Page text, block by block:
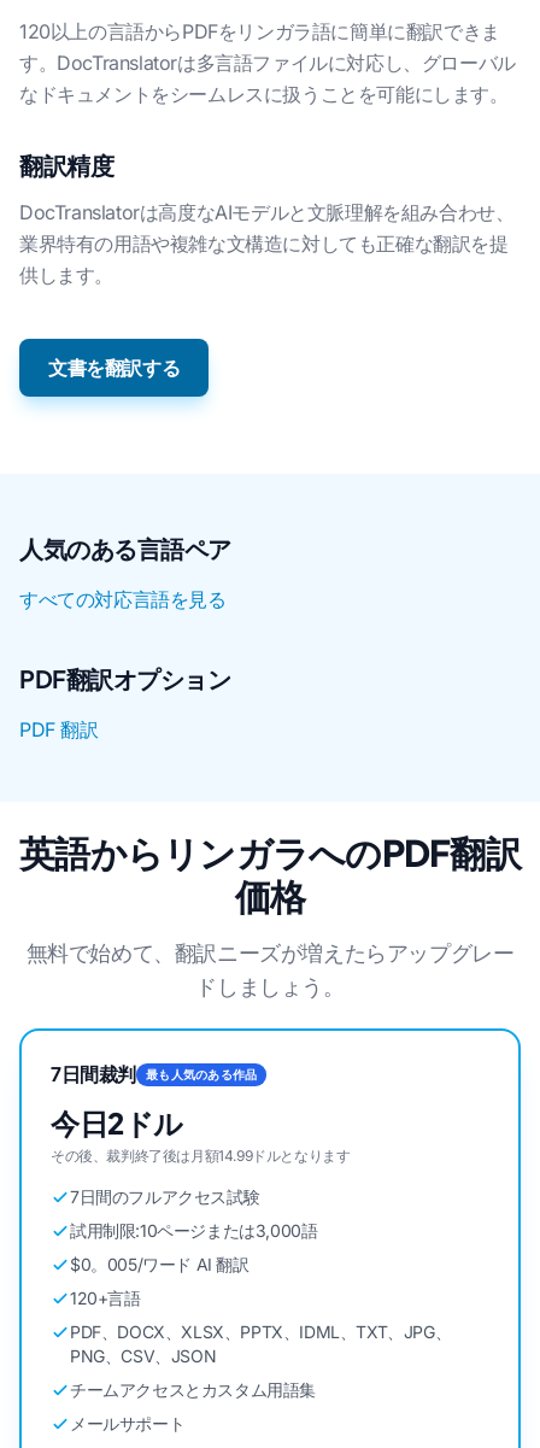
120以上の言語からPDFをリンガラ語に簡単に翻訳できま
す。DocTranslatorは多言語ファイルに対応し、グローバル
なドキュメントをシームレスに扱うことを可能にします。
翻訳精度
DocTranslatorは高度なAIモデルと文脈理解を組み合わせ、
業界特有の用語や複雑な文構造に対しても正確な翻訳を提
供します。
文書を翻訳する
人気のある言語ペア
すべての対応言語を見る
PDF翻訳オプション
PDF 翻訳
英語からリンガラへのPDF翻訳
価格
無料で始めて、翻訳ニーズが増えたらアップグレー
ドしましょう。
7日間裁判 最も人気のある作品
今日2ドル
その後、裁判終了後は月額14.99ドルとなります
7日間のフルアクセス試験
試用制限:10ページまたは3,000語
$0。005/ワード AI 翻訳
120+言語
PDF、DOCX、XLSX、PPTX、IDML、TXT、JPG、
PNG、CSV、JSON
チームアクセスとカスタム用語集
メールサポート